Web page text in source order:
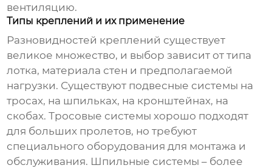
вентиляцию.
Типы креплений и их применение
Разновидностей креплений существует
великое множество, и выбор зависит от типа
лотка, материала стен и предполагаемой
нагрузки. Существуют подвесные системы на
тросах, на шпильках, на кронштейнах, на
скобах. Тросовые системы хорошо подходят
для больших пролетов, но требуют
специального оборудования для монтажа и
обслуживания. Шпильные системы – более